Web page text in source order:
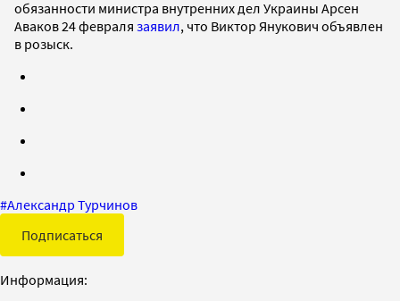
обязанности министра внутренних дел Украины Арсен
Аваков 24 февраля заявил, что Виктор Янукович объявлен
в розыск.
#Александр Турчинов
Подписаться
Информация: